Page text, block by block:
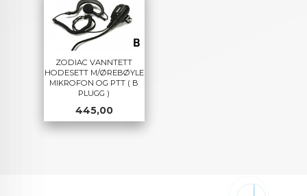
ZODIAC VANNTETT
HODESETT M/ØREBØYLE
MIKROFON OG PTT ( B
PLUGG )
Pris
445,00